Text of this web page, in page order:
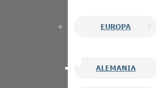
EUROPA
ALEMANIA